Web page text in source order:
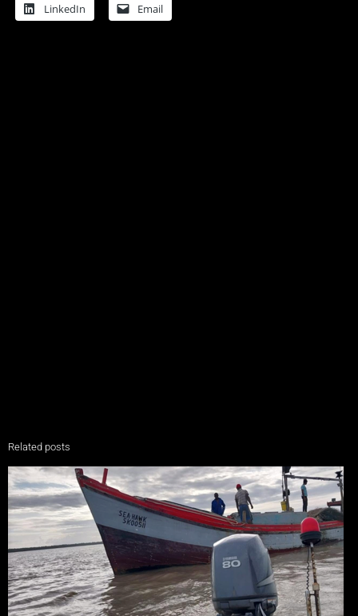
LinkedIn Email
Related posts